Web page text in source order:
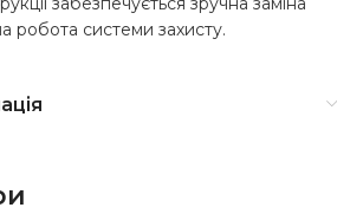
робота системи захисту.